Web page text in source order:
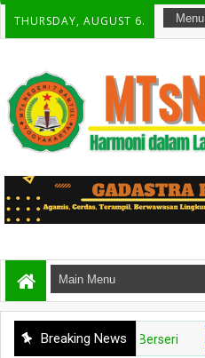
THURSDAY, AUGUST 6.
Breaking News